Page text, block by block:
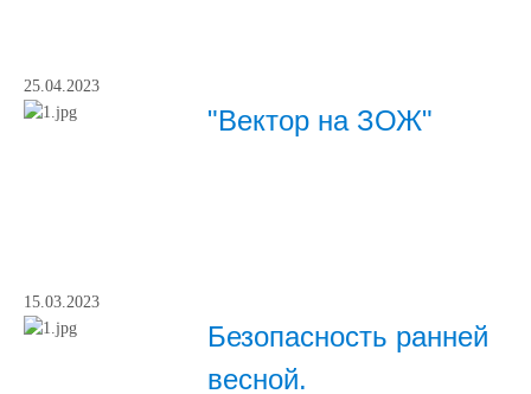
25.04.2023
"Вектор на ЗОЖ"
15.03.2023
Безопасность ранней
весной.